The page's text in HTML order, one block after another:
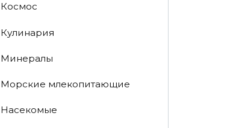
Космос
Кулинария
Минералы
Морские млекопитающие
Насекомые